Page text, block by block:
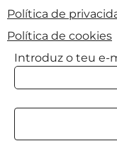
Política de
Política de cookies
Introduz o teu e-